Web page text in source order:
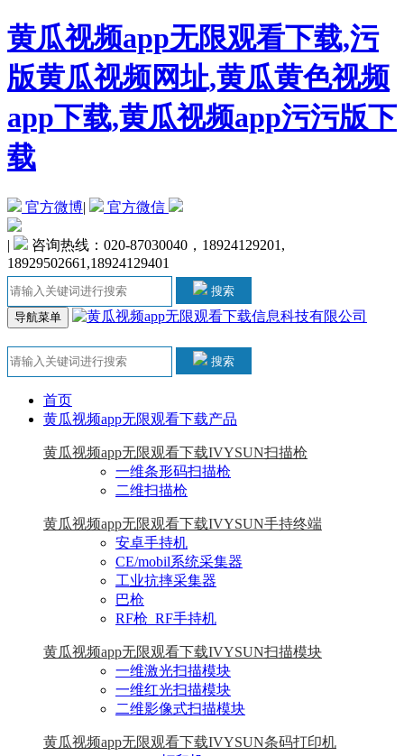
黄瓜视频app无限观看下载,污
版黄瓜视频网址,黄瓜黄色视频
app下载,黄瓜视频app污污版下
载
官方微博| 官方微信
|
咨询热线：020-87030040，18924129201,
18929502661,18924129401
搜索
导航菜单
搜索
首页
黄瓜视频app无限观看下载产品
黄瓜视频app无限观看下载IVYSUN扫描枪
一维条形码扫描枪
二维扫描枪
黄瓜视频app无限观看下载IVYSUN手持终端
安卓手持机
CE/mobil系统采集器
工业抗摔采集器
巴枪
RF枪_RF手持机
黄瓜视频app无限观看下载IVYSUN扫描模块
一维激光扫描模块
一维红光扫描模块
二维影像式扫描模块
黄瓜视频app无限观看下载IVYSUN条码打印机